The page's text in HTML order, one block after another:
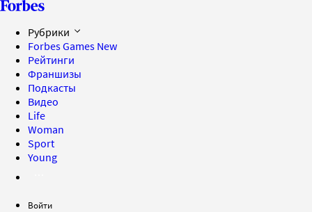
Рубрики
Forbes Games New
Рейтинги
Франшизы
Подкасты
Видео
Life
Woman
Sport
Young
Войти